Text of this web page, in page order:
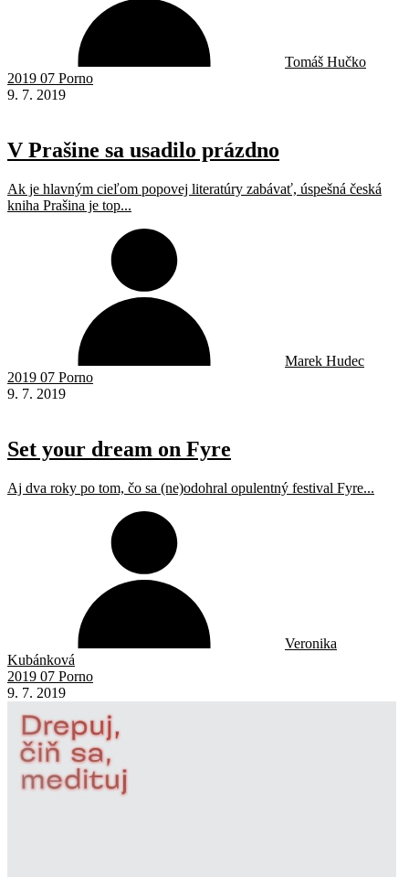
Tomáš Hučko
2019 07 Porno
9. 7. 2019
V Prašine sa usadilo prázdno
Ak je hlavným cieľom popovej literatúry zabávať, úspešná česká
kniha Prašina je top...
Marek Hudec
2019 07 Porno
9. 7. 2019
Set your dream on Fyre
Aj dva roky po tom, čo sa (ne)odohral opulentný festival Fyre...
Veronika
Kubánková
2019 07 Porno
9. 7. 2019